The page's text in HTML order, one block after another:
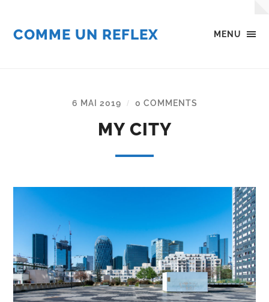
MENU
COMME UN REFLEX
6 MAI 2019 / 0 COMMENTS
MY CITY